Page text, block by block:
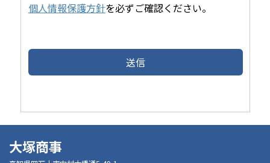
個人情報保護方針を必ずご確認ください。
大塚商事